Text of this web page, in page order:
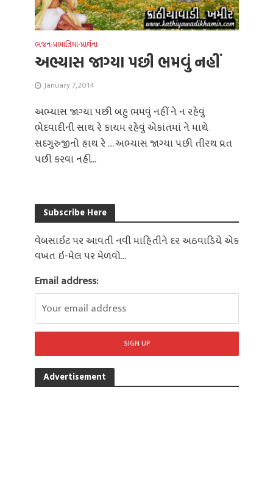
ભજન-પ્રભાતિયા-પ્રાર્થના
અભ્યાસ જાગ્યા પછી ભમવું નહીં
January 7, 2014
અભ્યાસ જાગ્યા પછી બહુ ભમવું નહીં ને ન રહેવું
ભેદવાદીની સાથ રે કાયમ રહેવું એકાંતમાં ને માથે
સદગુરુજીનો હાથ રે … અભ્યાસ જાગ્યા પછી તીરથ વ્રત
પછી કરવા નહીં...
Subscribe Here
વેબસાઈટ પર આવતી નવી માહિતીને દર અઠવાડિયે એક
વખત ઇ-મેલ પર મેળવો...
Email address:
Advertisement